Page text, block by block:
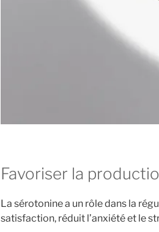
Favoriser la
La sérotonine a un rôle dans la
satisfaction, réduit l’anxiété et le